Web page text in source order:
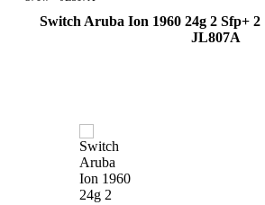
Switch Aruba Ion 1960 24g 2 Sfp+ 2
JL807A